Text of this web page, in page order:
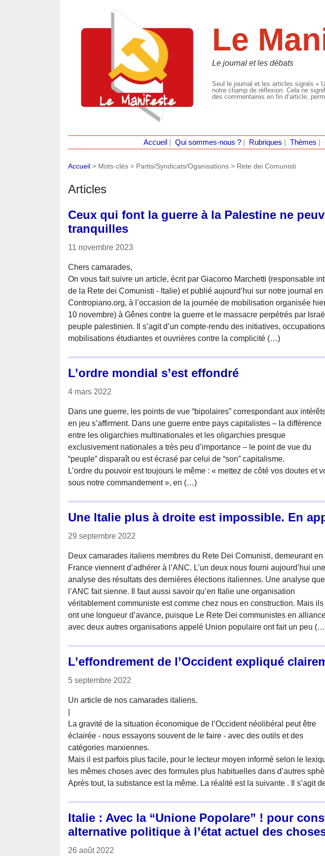
Le
Le journal et les débats
Seul le journal et les articles signés «
notre champ de réflexion. Cela ne
des commentaires en fin d’article,
Accueil Qui sommes-nous ?| Rubriques Thèmes
Accueil > Mots-clés > Partis/Syndicats/Oganisations > Rete dei Comunisti
Articles
Ceux qui font la guerre à la Palestine ne
tranquilles
11 novembre 2023
Chers camarades,
On vous fait suivre un article, écrit par Giacomo Marchetti (responsable
de la Rete dei Comunisti - Italie) et publié aujourd’hui sur notre journal
Contropiano.org, à l’occasion de la journée de mobilisation organisée
10 novembre) à Gênes contre la guerre et le massacre perpétrés par
peuple palestinien. Il s’agit d’un compte-rendu des initiatives,
mobilisations étudiantes et ouvrières contre la complicité (…)
L’ordre mondial s’est effondré
4 mars 2022
Dans une guerre, les points de vue “bipolaires” correspondant aux
en jeu s’affirment. Dans une guerre entre pays capitalistes – la différence
entre les oligarchies multinationales et les oligarchies presque
exclusivement nationales a très peu d’importance – le point de vue du
“peuple” disparaît ou est écrasé par celui de “son” capitalisme.
L’ordre du pouvoir est toujours le même : « mettez de côté vos doutes et
sous notre commandement », en (…)
Une Italie plus à droite est impossible. En
29 septembre 2022
Deux camarades italiens membres du Rete Dei Comunisti, demeurant en
France viennent d’adhérer à l’ANC. L’un deux nous fourni aujourd’hui une
analyse des résultats des dernières élections italiennes. Une analyse que
l’ANC fait sienne. Il faut aussi savoir qu’en Italie une organisation
véritablement communiste est comme chez nous en construction. Mais ils
ont une longueur d’avance, puisque Le Rete Dei communistes en
avec deux autres organisations appelé Union populaire ont fait un peu
L’effondrement de l’Occident expliqué
5 septembre 2022
Un article de nos camarades italiens.
La gravité de la situation économique de l’Occident néolibéral peut être
éclairée - nous essayons souvent de le faire - avec des outils et des
catégories marxiennes.
Mais il est parfois plus facile, pour le lecteur moyen informé selon le
les mêmes choses avec des formules plus habituelles dans d’autres
Après tout, la substance est la même. La réalité est la suivante . Il s’agit
Italie : Avec la “Unione Popolare” ! pour
alternative politique à l’état actuel des
26 août 2022